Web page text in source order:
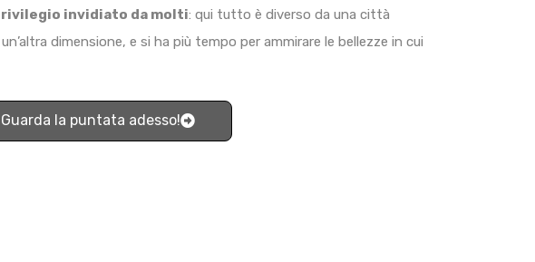
invidiato da molti: qui tutto è diverso da una città
dimensione, e si ha più tempo per ammirare le bellezze in cui
Guarda la puntata adesso!